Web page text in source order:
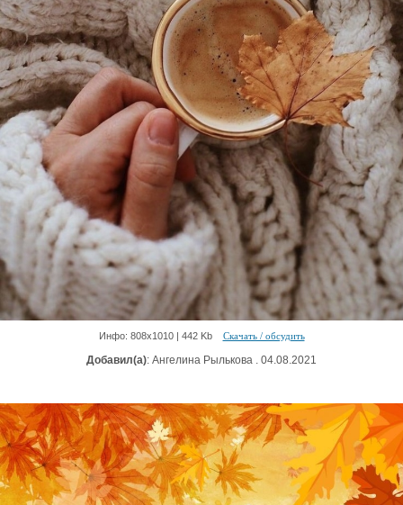
Инфо: 808х1010 | 442 Kb Скачать / обсудить
Добавил(а): Ангелина Рылькова . 04.08.2021